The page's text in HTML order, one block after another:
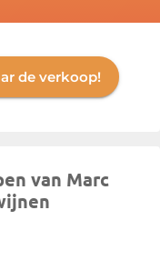
de verkoop!
van Marc